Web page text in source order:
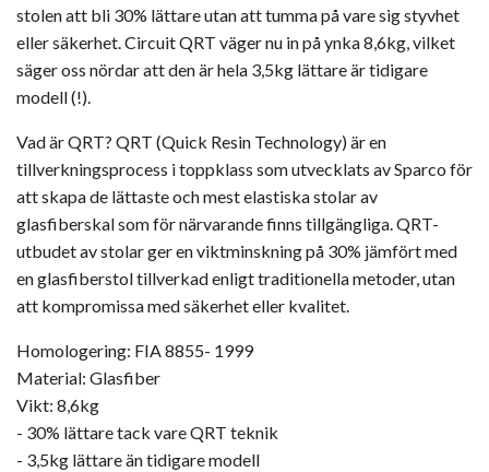
stolen att bli 30% lättare utan att tumma på vare sig styvhet
eller säkerhet. Circuit QRT väger nu in på ynka 8,6kg, vilket
säger oss nördar att den är hela 3,5kg lättare är tidigare
modell (!).
Vad är QRT? QRT (Quick Resin Technology) är en
tillverkningsprocess i toppklass som utvecklats av Sparco för
att skapa de lättaste och mest elastiska stolar av
glasfiberskal som för närvarande finns tillgängliga. QRT-
utbudet av stolar ger en viktminskning på 30% jämfört med
en glasfiberstol tillverkad enligt traditionella metoder, utan
att kompromissa med säkerhet eller kvalitet.
Homologering: FIA 8855- 1999
Material: Glasfiber
Vikt: 8,6kg
- 30% lättare tack vare QRT teknik
- 3,5kg lättare än tidigare modell